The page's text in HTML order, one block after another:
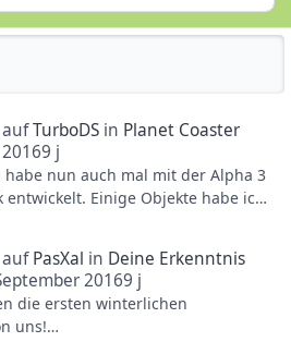
aufTurboDS in Planet Coaster
9 j
habe nun auch mal mit der Alpha 3
entwickelt. Einige Objekte habe ich
wollt.
PasXal in Deine Erkenntnis
20169 j
die ersten winterlichen
uns!